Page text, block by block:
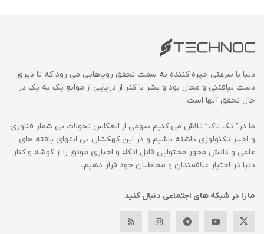
دنیا با سرعتی خیره کننده به سمت تحقق رویاهایی می رود که تا دیروز
دست نیافتنی و محال بود و بشر با گذر از دریایی از موانع یک به یک در
حال تحقق آنها است.
ما در” تک ناک” تلاش می کنیم سهمی از انعکاس تحولات بی شمار فناوری
و اخبار تکنولوژی داشته باشیم و در این کهکشان بی انتهای یافته های
علمی و دانش محور محتوایی قابل اتکاء و اخباری موثق را از گوشه و کنار
دنیا در اختیار علاقمندان و مخاطبان خود قرار دهیم.
ما را در شبکه های اجتماعی دنبال کنید